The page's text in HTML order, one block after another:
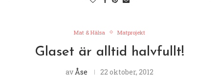
Mat & Hälsa Matprojekt
Glaset är alltid halvfullt!
av Åse 22 oktober, 2012